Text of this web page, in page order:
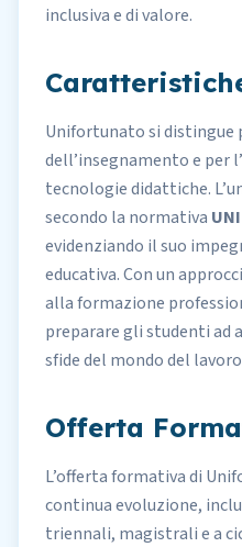
inclusiva e di valore.
Unifortunato si distingue
dell’insegnamento e per
tecnologie didattiche.
secondo la normativa
evidenziando il suo
educativa. Con un
alla formazione
preparare gli studenti ad
sfide del mondo del
Offerta
L’offerta formativa di
continua evoluzione,
triennali, magistrali e a